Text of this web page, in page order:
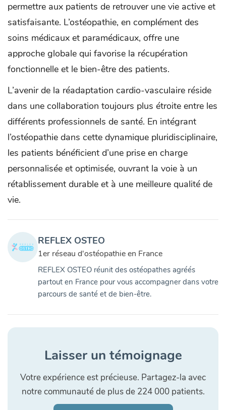
permettre aux patients de retrouver une vie active et
satisfaisante. L’ostéopathie, en complément des
soins médicaux et paramédicaux, offre une
approche globale qui favorise la récupération
fonctionnelle et le bien-être des patients.
L’avenir de la réadaptation cardio-vasculaire réside
dans une collaboration toujours plus étroite entre les
différents professionnels de santé. En intégrant
l’ostéopathie dans cette dynamique pluridisciplinaire,
les patients bénéficient d’une prise en charge
personnalisée et optimisée, ouvrant la voie à un
rétablissement durable et à une meilleure qualité de
vie.
REFLEX OSTEO
1er réseau d'ostéopathie en France
REFLEX OSTEO réunit des ostéopathes agréés
partout en France pour vous accompagner dans votre
parcours de santé et de bien-être.
Laisser un témoignage
Votre expérience est précieuse. Partagez-la avec
notre communauté de plus de 224 000 patients.